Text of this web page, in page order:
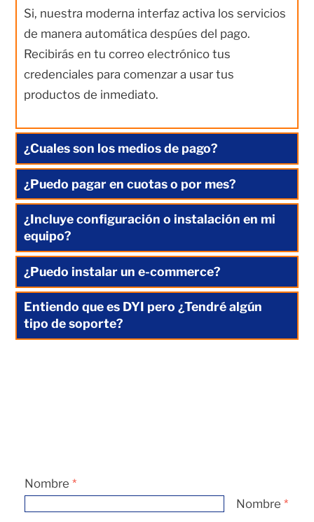
Si, nuestra moderna interfaz activa los servicios
de manera automática despúes del pago.
Recibirás en tu correo electrónico tus
credenciales para comenzar a usar tus
productos de inmediato.
¿Cuales son los medios de pago?
¿Puedo pagar en cuotas o por mes?
¿Incluye configuración o instalación en mi
equipo?
¿Puedo instalar un e-commerce?
Entiendo que es DYI pero ¿Tendré algún
tipo de soporte?
Nombre *
Nombre *